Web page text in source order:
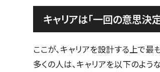
キャリアは「一回の意思決
ここが、キャリアを設計する上で最
多くの人は、キャリアを以下のよう